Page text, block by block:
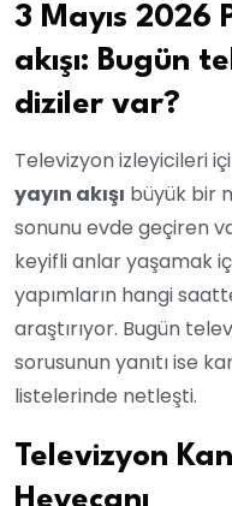
3 Mayıs 2026
akışı: Bugün
diziler var?
Televizyon izleyicileri
yayın akışı büyük bir
sonunu evde geçiren
keyifli anlar yaşamak
yapımların hangi
araştırıyor. Bugün
sorusunun yanıtı ise
listelerinde netleşti.
Televizyon